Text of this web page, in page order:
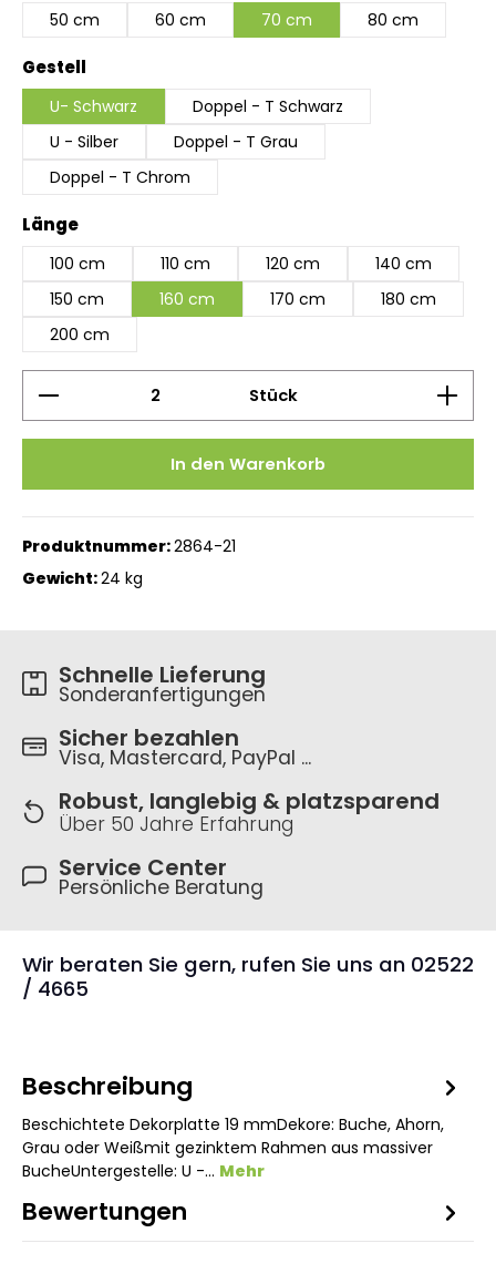
50 cm 60 cm 70 cm 80 cm
Gestell
U- Schwarz
Doppel - T Schwarz
U - Silber
Doppel - T Grau
Doppel - T Chrom
Längeauswählen
100 cm 110 cm 120 cm
140 cm
150 cm
160 cm 170 cm
180 cm
200 cm
Produkt Anzahl: Gib den gewünschten Wert
Stück
In den Warenkorb
Produktnummer:2864-21
Gewicht:24 kg
Schnelle Lieferung
Sonderanfertigungen
Sicher bezahlen
Visa, Mastercard, PayPal ...
Robust, langlebig & platzsparend
Über 50 Jahre Erfahrung
Service Center
Persönliche Beratung
Wir beraten Sie gern, rufen Sie uns an 02522
/ 4665
Beschreibung
Beschichtete Dekorplatte 19 mmDekore: Buche, Ahorn,
Grau oder Weißmit gezinktem Rahmen aus massiver
BucheUntergestelle: U -… Mehr
Bewertungen